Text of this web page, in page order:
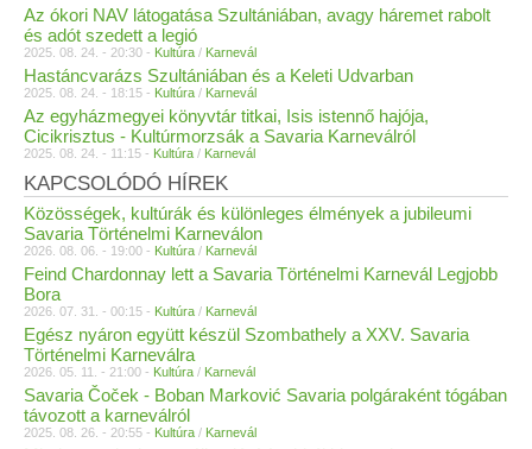
Az ókori NAV látogatása Szultániában, avagy háremet rabolt
és adót szedett a legió
2025. 08. 24. - 20:30 - Kultúra / Karnevál
Hastáncvarázs Szultániában és a Keleti Udvarban
2025. 08. 24. - 18:15 - Kultúra / Karnevál
Az egyházmegyei könyvtár titkai, Isis istennő hajója,
Cicikrisztus - Kultúrmorzsák a Savaria Karneválról
2025. 08. 24. - 11:15 - Kultúra / Karnevál
KAPCSOLÓDÓ HÍREK
Közösségek, kultúrák és különleges élmények a jubileumi
Savaria Történelmi Karneválon
2026. 08. 06. - 19:00 - Kultúra / Karnevál
Feind Chardonnay lett a Savaria Történelmi Karnevál Legjobb
Bora
2026. 07. 31. - 00:15 - Kultúra / Karnevál
Egész nyáron együtt készül Szombathely a XXV. Savaria
Történelmi Karneválra
2026. 05. 11. - 21:00 - Kultúra / Karnevál
Savaria Čoček - Boban Marković Savaria polgáraként tógában
távozott a karneválról
2025. 08. 26. - 20:55 - Kultúra / Karnevál